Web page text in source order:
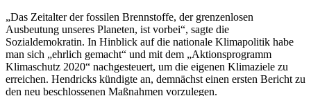
„Das Zeitalter der fossilen Brennstoffe, der grenzenlosen
Ausbeutung unseres Planeten, ist vorbei“, sagte die
Sozialdemokratin. In Hinblick auf die nationale Klimapolitik habe
man sich „ehrlich gemacht“ und mit dem „Aktionsprogramm
Klimaschutz 2020“ nachgesteuert, um die eigenen Klimaziele zu
erreichen. Hendricks kündigte an, demnächst einen ersten Bericht zu
den neu beschlossenen Maßnahmen vorzulegen.